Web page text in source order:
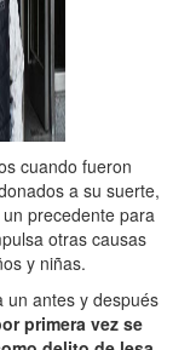
cuando fueron
a su suerte,
precedente para
otras causas
y niñas.
un antes y después
primera vez se